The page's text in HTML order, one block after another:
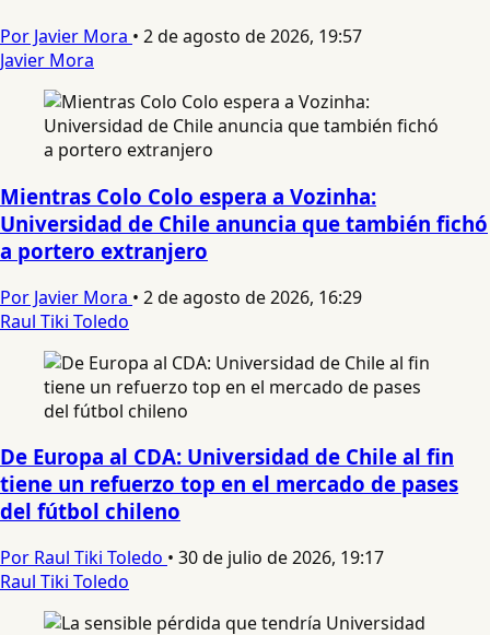
Por Javier Mora • 2 de agosto de 2026, 19:57
Javier Mora
Mientras Colo Colo espera a Vozinha:
Universidad de Chile anuncia que también fichó
a portero extranjero
Por Javier Mora • 2 de agosto de 2026, 16:29
Raul Tiki Toledo
De Europa al CDA: Universidad de Chile al fin
tiene un refuerzo top en el mercado de pases
del fútbol chileno
Por Raul Tiki Toledo • 30 de julio de 2026, 19:17
Raul Tiki Toledo